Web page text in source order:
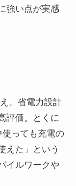
強い点が実感
、省電力設計
評価。とくに
っても充電の
えた」という
イルワークや